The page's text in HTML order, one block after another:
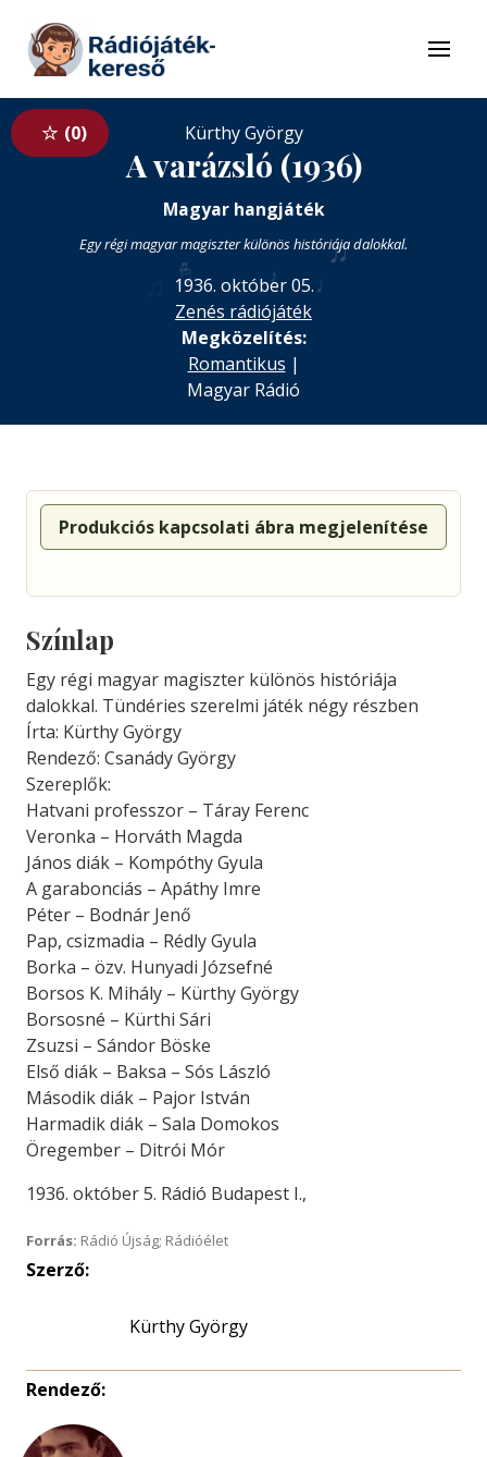
Tovább a tartalomhoz
Menü
0
♪
♬
♪
♩
♫
♪
♬
Kürthy György
A varázsló (1936)
Magyar hangjáték
Egy régi magyar magiszter különös históriája dalokkal.
1936. október 05.
Zenés rádiójáték
Megközelítés:
Romantikus |
Magyar Rádió
Produkciós kapcsolati ábra megjelenítése
Színlap
Egy régi magyar magiszter különös históriája
dalokkal. Tündéries szerelmi játék négy részben
Írta: Kürthy György
Rendező: Csanády György
Szereplők:
Hatvani professzor – Táray Ferenc
Veronka – Horváth Magda
János diák – Kompóthy Gyula
A garabonciás – Apáthy Imre
Péter – Bodnár Jenő
Pap, csizmadia – Rédly Gyula
Borka – özv. Hunyadi Józsefné
Borsos K. Mihály – Kürthy György
Borsosné – Kürthi Sári
Zsuzsi – Sándor Böske
Első diák – Baksa – Sós László
Második diák – Pajor István
Harmadik diák – Sala Domokos
Öregember – Ditrói Mór
1936. október 5. Rádió Budapest I.,
Forrás: Rádió Újság; Rádióélet
Szerző:
Kürthy György
Rendező: